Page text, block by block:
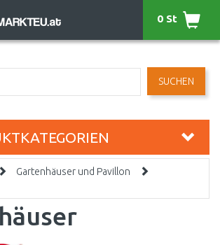
SUCHEN
0 St
Gartenhäuser und Pavillon